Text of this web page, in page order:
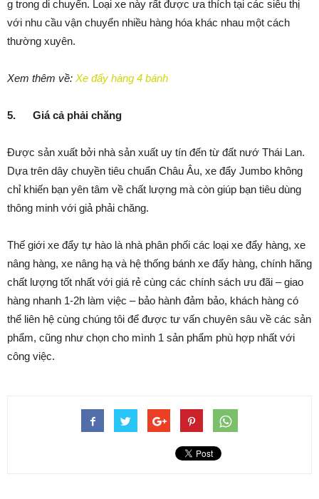
g trong di chuyển. Loại xe này rất được ưa thích tại các siêu thị
với nhu cầu vận chuyển nhiều hàng hóa khác nhau một cách
thường xuyên.
Xem thêm về: Xe đẩy hàng 4 bánh
5. Giá cả phải chăng
Được sản xuất bởi nhà sản xuất uy tín đến từ đất nướ Thái Lan.
Dựa trên dây chuyền tiêu chuẩn Châu Âu, xe đẩy Jumbo không
chỉ khiến bạn yên tâm về chất lượng mà còn giúp bạn tiêu dùng
thông minh với giả phải chăng.
Thế giới xe đẩy tự hào là nhà phân phối các loại xe đẩy hàng, xe
nâng hàng, xe nâng hạ và hệ thống bánh xe đẩy hàng, chính hãng
chất lượng tốt nhất với giá rẻ cùng các chính sách ưu đãi – giao
hàng nhanh 1-2h làm việc – bảo hành đảm bảo, khách hàng có
thể liên hệ cùng chúng tôi để được tư vấn chuyên sâu về các sản
phẩm, cũng như chọn cho mình 1 sản phẩm phù hợp nhất với
công việc.